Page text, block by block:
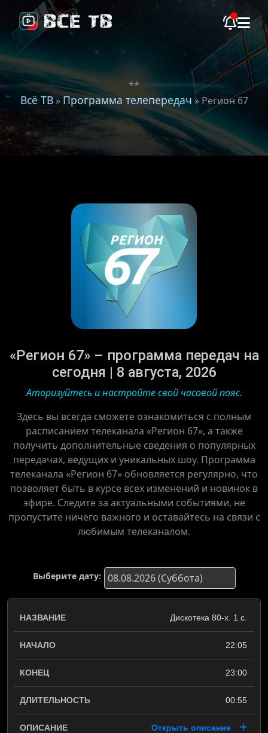
**
Всё ТВ»Программа телепередач » Регион 67
«Регион 67» – программа передач на
сегодня | 8 августа, 2026
Аторизуйтесь и настройте свой часовой пояс.
Здесь вы всегда сможете ознакомиться с полным
расписанием телеканала «Регион 67», а также
получить дополнительные сведения о популярных
передачах, ведущих и уникальных шоу. Программа
телеканала «Регион 67» обновляется регулярно, что
позволяет быть в курсе всех изменений и новинок в
эфире. Следите за актуальными событиями, не
пропустите ничего важного и оставайтесь на связи с
любимым телеканалом.
Выберите дату:
Дискотека 80-х. 1 с.
22:05
23:00
00:55
Открыть описание